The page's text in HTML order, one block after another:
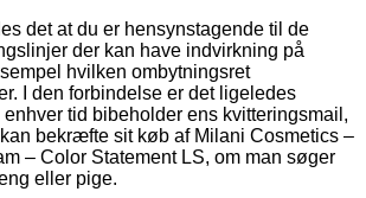
det at du er hensynstagende til de
der kan have indvirkning på
hvilken ombytningsret
I den forbindelse er det ligeledes
enhver tid bibeholder ens kvitteringsmail,
bekræfte sit køb af Milani Cosmetics –
– Color Statement LS, om man søger
eller pige.